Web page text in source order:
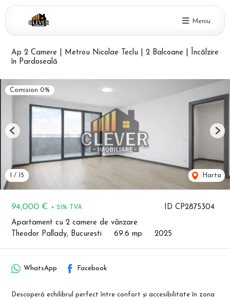
Meniu
Ap 2 Camere | Metrou Nicolae Teclu | 2 Balcoane | Încălzire
în Pardoseală
ID CP2875304
94,000 € + 21% TVA
Apartament cu 2 camere de vânzare
Theodor Pallady, Bucuresti
69.6 mp 2025
Comision 0%
1 / 15 Harta
Previous
WhatsApp Facebook
Descoperă echilibrul perfect între confort și accesibilitate în zona